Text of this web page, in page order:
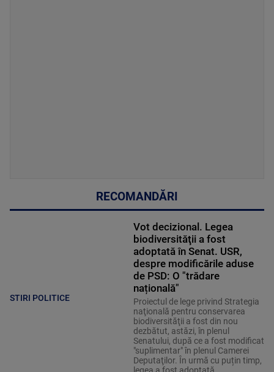
RECOMANDĂRI
STIRI POLITICE
Vot decizional. Legea
biodiversităţii a fost
adoptată în Senat. USR,
despre modificările aduse
de PSD: O "trădare
națională"
Proiectul de lege privind Strategia
naţională pentru conservarea
biodiversităţii a fost din nou
dezbătut, astăzi, în plenul
Senatului, după ce a fost modificat
"suplimentar" în plenul Camerei
Deputaţilor. În urmă cu puțin timp,